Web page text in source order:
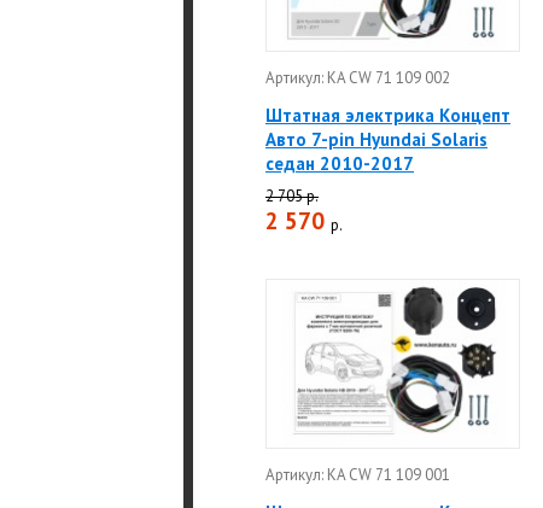
Артикул: KA CW 71 109 002
Штатная электрика Концепт
Авто 7-pin Hyundai Solaris
седан 2010-2017
2 705 р.
2 570 р.
Артикул: KA CW 71 109 001